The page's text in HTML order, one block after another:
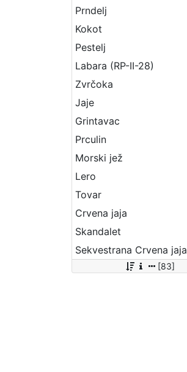
Prndelj
Kokot
Pestelj
Labara (RP-II-28)
Zvrčoka
Jaje
Grintavac
Prculin
Morski jež
Lero
Tovar
Crvena jaja
Skandalet
Sekvestrana Crvena jaja
[83]